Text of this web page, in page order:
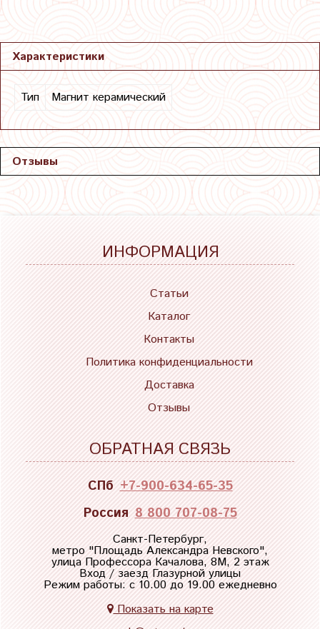
Характеристики
Тип Магнит керамический
Отзывы
ИНФОРМАЦИЯ
Статьи
Каталог
Контакты
Политика конфиденциальности
Доставка
Отзывы
ОБРАТНАЯ СВЯЗЬ
СПб +7-900-634-65-35
Россия 8 800 707-08-75
Санкт-Петербург,
метро "Площадь Александра Невского",
улица Профессора Качалова, 8М, 2 этаж
Вход / заезд Глазурной улицы
Режим работы: с 10.00 до 19.00 ежедневно
Показать на карте